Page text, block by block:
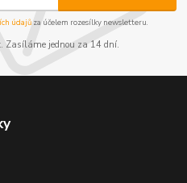
údajůza účelem rozesílky newsletteru.
Zasíláme jednou za 14 dní.